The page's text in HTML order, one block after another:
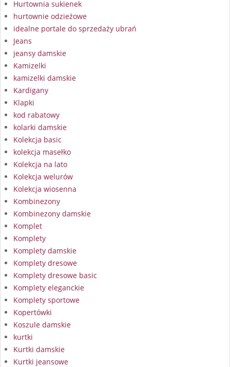
Hurtownia sukienek
hurtownie odzieżowe
idealne portale do sprzedaży ubrań
Jeans
jeansy damskie
Kamizelki
kamizelki damskie
Kardigany
Klapki
kod rabatowy
kolarki damskie
Kolekcja basic
kolekcja masełko
Kolekcja na lato
Kolekcja welurów
Kolekcja wiosenna
Kombinezony
Kombinezony damskie
Komplet
Komplety
Komplety damskie
Komplety dresowe
Komplety dresowe basic
Komplety eleganckie
Komplety sportowe
Kopertówki
Koszule damskie
kurtki
Kurtki damskie
Kurtki jeansowe